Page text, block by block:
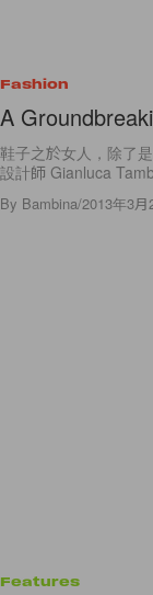
Fashion
A
鞋子之於女人，除了
設計師 Gianluca
By Bambina/2013年3月
Features